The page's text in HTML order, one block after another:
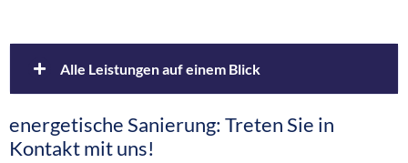
Alle Leistungen auf einem Blick
Altbaudämmung
Brandschutz Einblasdämmung
energetische Sanierung: Treten Sie in
Kontakt mit uns!